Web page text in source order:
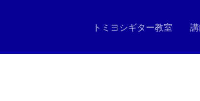
トミヨシギター教室